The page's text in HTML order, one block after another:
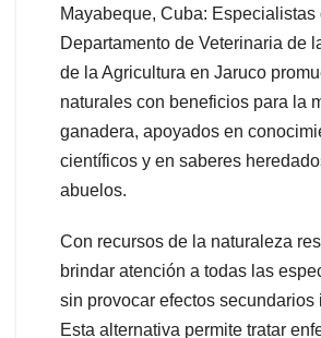
Mayabeque, Cuba: Especialistas
Departamento de Veterinaria de
de la Agricultura en Jaruco
naturales con beneficios para la
ganadera, apoyados en
científicos y en saberes
abuelos.
Con recursos de la naturaleza
brindar atención a todas las
sin provocar efectos secundarios
Esta alternativa permite tratar